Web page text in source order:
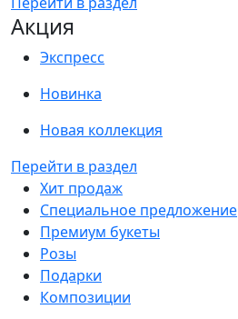
Акция
Экспресс
Новинка
Новая коллекция
Перейти в раздел
Хит продаж
Специальное предложение
Премиум букеты
Розы
Подарки
Композиции